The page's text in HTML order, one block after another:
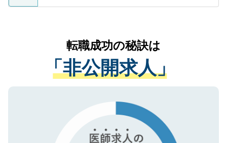
ているすべての個人データはご本人の許可
は、個人情報の取り扱いについての厳密な
管理基準を満たした事業者のみに付与され
る、プライバシーマークを取得済みです。
で、機密保持に関してもご安心ください。
かがいして、現在の医療機関の状況や紹介
経験をまじえながら、適切なアドバイスを
させていただきます。すぐにご転職をされ
ない方には、長期的なサポートが可能です
ので、まずはご登録ください。
転職成功の秘訣は
「非公開求人」